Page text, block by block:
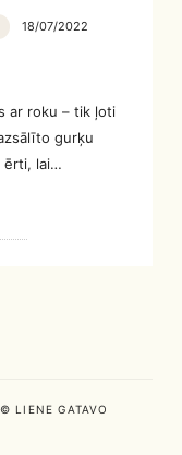
18/07/2022
ar roku – tik ļoti
gurķu
ērti, lai…
LIENE GATAVO